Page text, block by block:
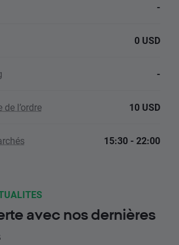
-
0 USD
-
l’ordre 10 USD
15:30 - 22:00
avec nos dernières